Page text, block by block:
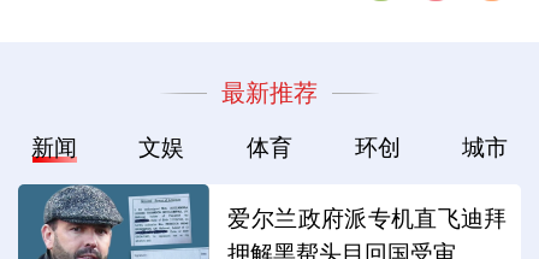
最新推荐
新闻 文娱 体育 环创 城市
爱尔兰政府派专机直飞迪拜